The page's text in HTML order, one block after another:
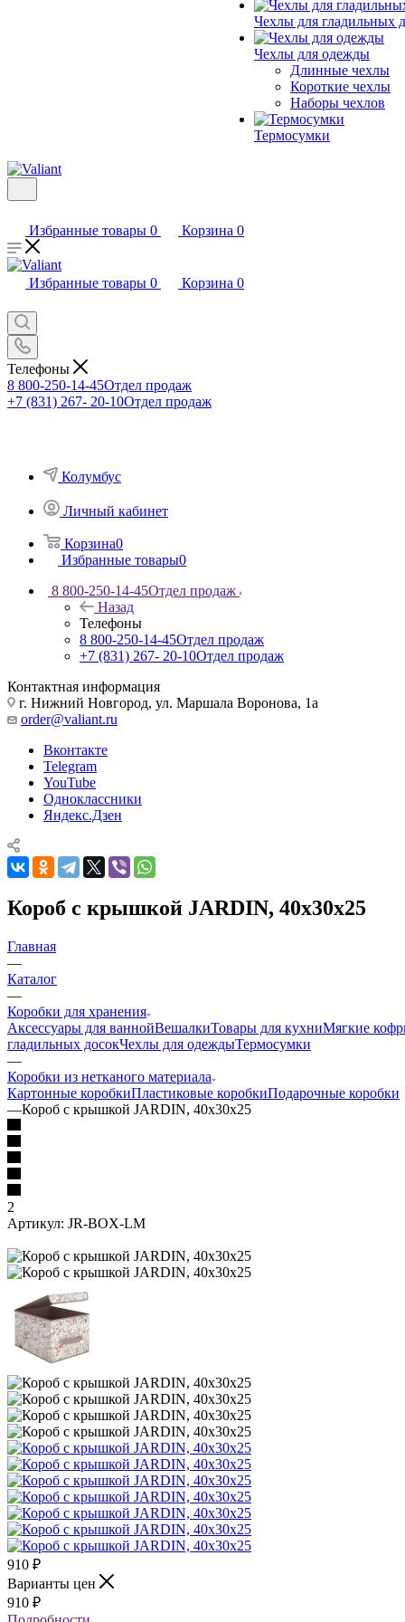
Чехлы для гладильных
Чехлы для одежды
Длинные чехлы
Короткие чехлы
Наборы чехлов
Термосумки
Избранные товары 0 Корзина 0
Избранные товары 0 Корзина 0
Телефоны
8 800-250-14-45Отдел продаж
+7 (831) 267- 20-10Отдел продаж
Колумбус
Личный кабинет
Корзина0
Избранные товары0
8 800-250-14-45Отдел продаж
Назад
Телефоны
8 800-250-14-45Отдел продаж
+7 (831) 267- 20-10Отдел продаж
Контактная информация
г. Нижний Новгород, ул. Маршала Воронова, 1а
order@valiant.ru
Вконтакте
Telegram
YouTube
Одноклассники
Яндекс.Дзен
Короб с крышкой JARDIN, 40х30х25
Главная
—
Каталог
—
Коробки для хранения
Аксессуары для ваннойВешалкиТовары для кухниМягкие
гладильных досокЧехлы для одеждыТермосумки
—
Коробки из нетканого материала
Картонные коробкиПластиковые коробкиПодарочные коробки
—Короб с крышкой JARDIN, 40х30х25
2
Артикул: JR-BOX-LM
910 ₽
Варианты цен
910 ₽